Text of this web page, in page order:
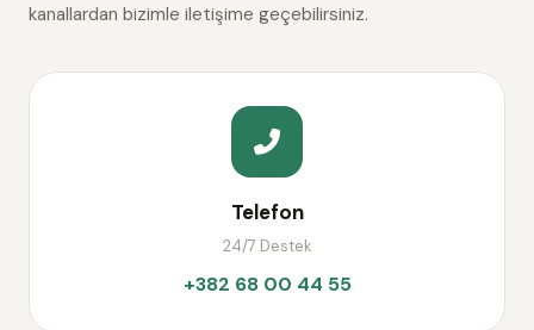
kanallardan bizimle iletişime geçebilirsiniz.
Telefon
24/7 Destek
+382 68 00 44 55